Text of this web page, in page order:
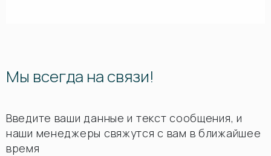
Мы всегда на связи!
Введите ваши данные и текст сообщения, и
наши менеджеры свяжутся с вам в ближайшее
время